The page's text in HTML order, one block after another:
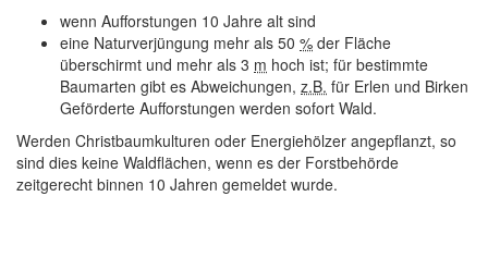
wenn Aufforstungen 10 Jahre alt sind
eine Naturverjüngung mehr als 50 % der Fläche
überschirmt und mehr als 3 m hoch ist; für bestimmte
Baumarten gibt es Abweichungen, z.B. für Erlen und Birken
Geförderte Aufforstungen werden sofort Wald.
Werden Christbaumkulturen oder Energiehölzer angepflanzt, so
sind dies keine Waldflächen, wenn es der Forstbehörde
zeitgerecht binnen 10 Jahren gemeldet wurde.